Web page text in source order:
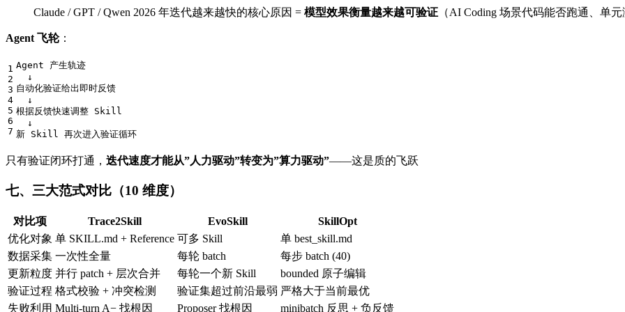
Claude / GPT / Qwen 2026 年迭代越来越快的核心原因 = 模型效果衡量越来越可验证 （AI Coding 场景代码能否跑通、单元
Agent 飞轮：
1
2
3
4
5
6
Agent 产生轨迹
  ↓
自动化验证给出即时反馈
  ↓
根据反馈快速调整 Skill
  ↓
只有验证闭环打通， 迭代速度才能从”人力驱动”转变为”算力驱动”——这是质的飞跃
七、三大范式对比（10 维度）
对比项 Trace2Skill EvoSkill
SkillOpt
优化对象 单 SKILL.md + Reference 可多 Skill
单 best_skill.md
数据采集 一次性全量 每轮 batch
每步 batch (40)
更新粒度 并行 patch + 层次合并 每轮一个新 Skill
bounded 原子编辑
验证过程 格式校验 + 冲突检测 验证集超过前沿最弱 严格大于当前最优
失败利用 Multi-turn A− 找根因 Proposer 找根因 minibatch 反思 + 负反馈